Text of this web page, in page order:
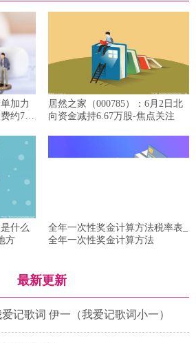
加力
约70
居然之家（000785）：6月2日北
向资金减持6.67万股-焦点关注
什么
方
全年一次性奖金计算方法税率表_
全年一次性奖金计算方法
最新更新
记歌词 伊一（我爱记歌词小一）